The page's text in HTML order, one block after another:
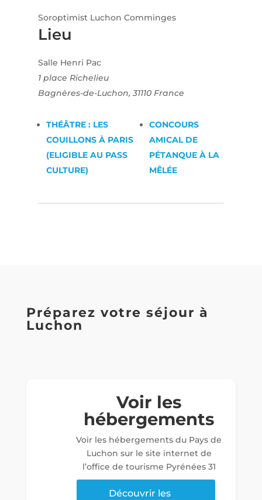
Lieu
Salle Henri Pac
1 place Richelieu
Bagnères-de-Luchon, 31110 France
Soroptimist Luchon Comminges
THÉÂTRE : LES
COUILLONS À PARIS
(ELIGIBLE AU PASS
CULTURE)
CONCOURS
AMICAL DE
PÉTANQUE À LA
MÊLÉE
Préparez votre séjour à
Luchon
Voir les
hébergements
Voir les hébergements du Pays de
Luchon sur le site internet de
l’office de tourisme Pyrénées 31
Découvrir les